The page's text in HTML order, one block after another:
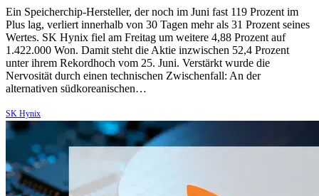
Ein Speicherchip-Hersteller, der noch im Juni fast 119 Prozent im
Plus lag, verliert innerhalb von 30 Tagen mehr als 31 Prozent seines
Wertes. SK Hynix fiel am Freitag um weitere 4,88 Prozent auf
1.422.000 Won. Damit steht die Aktie inzwischen 52,4 Prozent
unter ihrem Rekordhoch vom 25. Juni. Verstärkt wurde die
Nervosität durch einen technischen Zwischenfall: An der
alternativen südkoreanischen…
SK Hynix